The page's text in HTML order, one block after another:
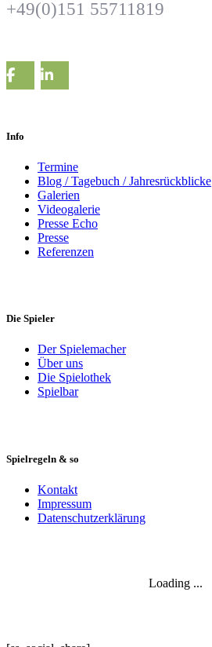
+49(0)151 55711819
Info
Termine
Blog / Tagebuch / Jahresrückblicke
Galerien
Videogalerie
Presse Echo
Presse
Referenzen
Die Spieler
Der Spielemacher
Über uns
Die Spielothek
Spielbar
Spielregeln & so
Kontakt
Impressum
Datenschutzerklärung